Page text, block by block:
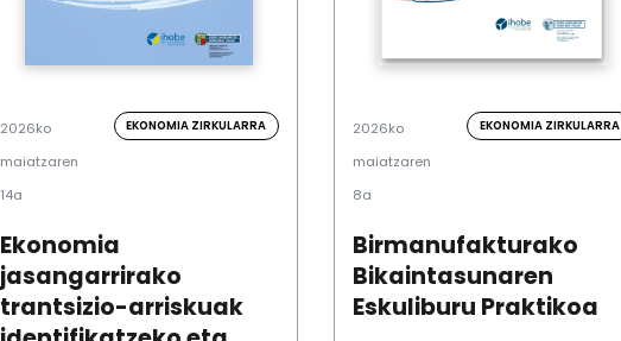
2026ko
maiatzaren
14a
EKONOMIA ZIRKULARRA
Ekonomia
jasangarrirako
trantsizio-arriskuak
2026ko
maiatzaren
8a
EKONOMIA ZIRKULARRA
Birmanufakturako
Bikaintasunaren
Eskuliburu Praktikoa